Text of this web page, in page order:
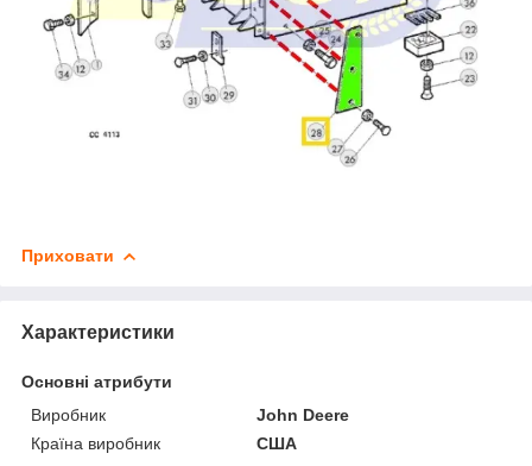
Приховати
Характеристики
Основні атрибути
Виробник
John Deere
Країна виробник
США